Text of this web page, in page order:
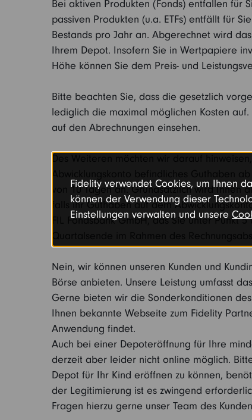
Bei aktiven Produkten (Fonds) entfallen für
passiven Produkten (u.a. ETFs) entfällt für
Bestands pro Jahr an. Abgerechnet wird
Ihrem Depot. Insofern Sie in Wertpapiere
Höhe können Sie dem Preis- und
Bitte beachten Sie, dass die gesetzlich
lediglich die maximal möglichen Kosten
auf den Abrechnungen einsehen.
von 10 Tagen an. Grundsätzlich wird
falls ihr Guthaben auf dem
FIL Fondsbank GmbH, das Sie unter Punkt
Nein, wir können unseren Kunden und
Börse anbieten. Unsere Leistung umfasst
Gerne bieten wir die Sonderkonditionen
Ihnen bekannte Webseite zum Fidelity
Anwendung findet.
Auch bei einer Depoteröffnung für Ihre
derzeit aber leider nicht online möglich.
Depot für Ihr Kind eröffnen zu können,
der Legitimierung ist es zwingend
Fragen hierzu gerne unser Team des
Fidelity verwendet Cookies, um Ihnen
können der Verwendung dieser
Einstellungen verwalten und unsere